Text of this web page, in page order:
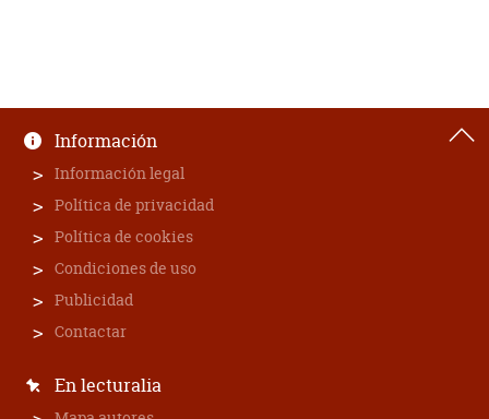
Información
Información legal
Política de privacidad
Política de cookies
Condiciones de uso
Publicidad
Contactar
En lecturalia